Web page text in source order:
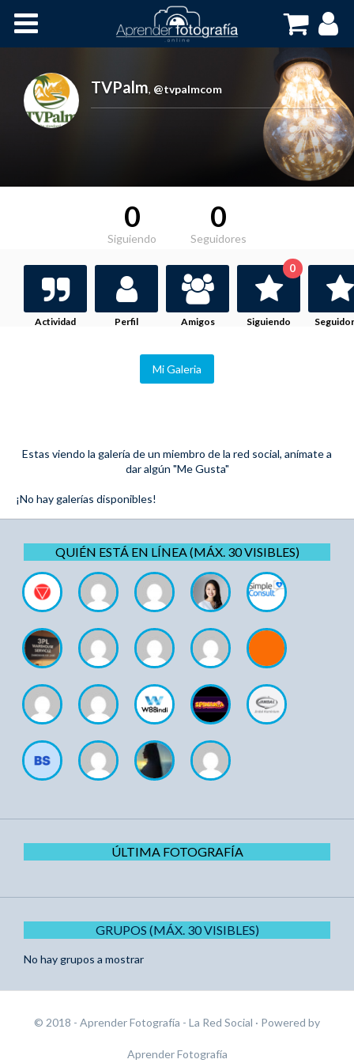
Cursos OnLine
TVPalm, @tvpalmcom
0
Siguiendo
0
Seguidores
Actividad Perfil Amigos Siguiendo
0
Mi Galeria
Estas viendo la galería de un miembro de la red social, anímate a
dar algún "Me Gusta"
¡No hay galerías disponibles!
QUIÉN ESTÁ EN LÍNEA (MÁX. 30 VISIBLES)
ÚLTIMA FOTOGRAFÍA
GRUPOS (MÁX. 30 VISIBLES)
No hay grupos a mostrar
© 2018 - Aprender Fotografía - La Red Social · Powered by
Aprender Fotografía